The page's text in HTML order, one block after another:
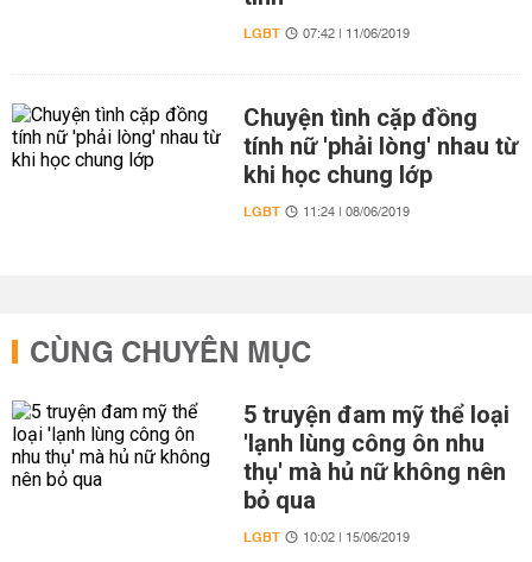
LGBT 07:42 | 11/06/2019
Chuyện tình cặp đồng
tính nữ 'phải lòng' nhau từ
khi học chung lớp
LGBT 11:24 | 08/06/2019
CÙNG CHUYÊN MỤC
5 truyện đam mỹ thể loại
'lạnh lùng công ôn nhu
thụ' mà hủ nữ không nên
bỏ qua
LGBT 10:02 | 15/06/2019